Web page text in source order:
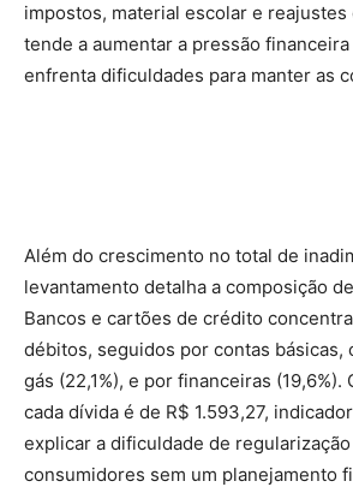
impostos, material escolar e
tende a aumentar a pressão
enfrenta dificuldades para manter as
Além do crescimento no total de
levantamento detalha a composição
Bancos e cartões de crédito
débitos, seguidos por contas básicas,
gás (22,1%), e por financeiras (19,6%).
cada dívida é de R$ 1.593,27,
explicar a dificuldade de
consumidores sem um planejamento